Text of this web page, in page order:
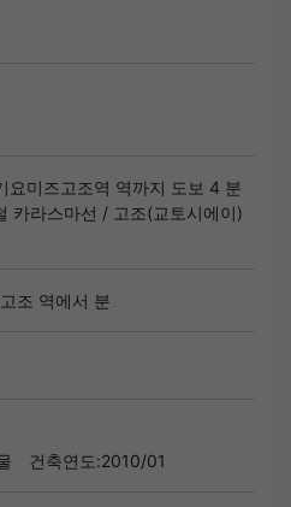
요미즈고조역 역까지 도보 4 분
카라스마선 / 고조(교토시에이)
조 역에서 분
건축연도:2010/01